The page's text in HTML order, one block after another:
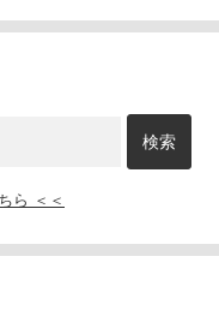
ら ＜＜